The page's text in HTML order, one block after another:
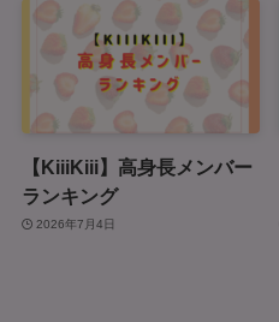
【KiiiKiii】高身長メンバー
ランキング
2026年7月4日